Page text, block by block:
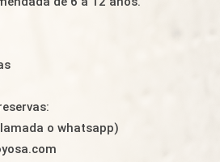
o whatsapp)